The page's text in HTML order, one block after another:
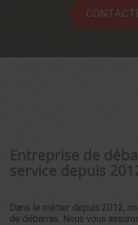
Entreprise de
service depuis
Dans le métier depuis 2012,
de débarras. Nous vous